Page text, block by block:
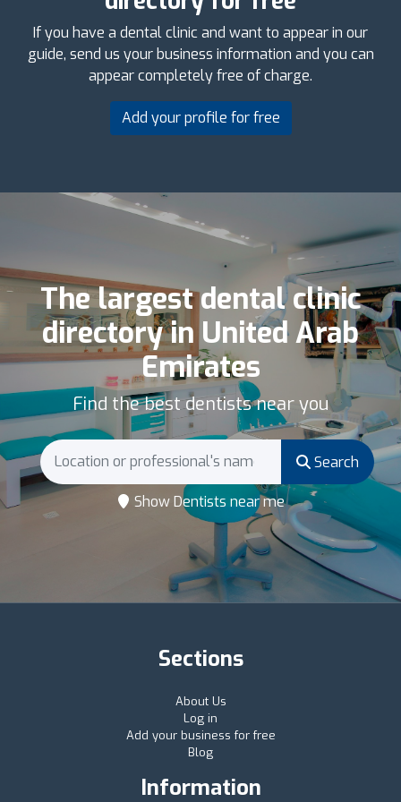
If you have a dental clinic and want to appear in our
guide, send us your business information and you can
appear completely free of charge.
Add your profile for free
The largest dental clinic
directory in United Arab
Emirates
Find the best dentists near you
Search
Show Dentists near me
Sections
About Us
Log in
Add your business for free
Blog
Information